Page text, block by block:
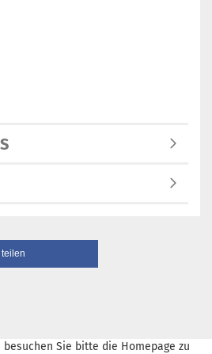
teilen
Sie bitte die Homepage zu